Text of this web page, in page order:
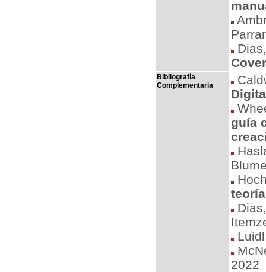
Cover
Bibliografía
Complementaria
guía
teoría
2022